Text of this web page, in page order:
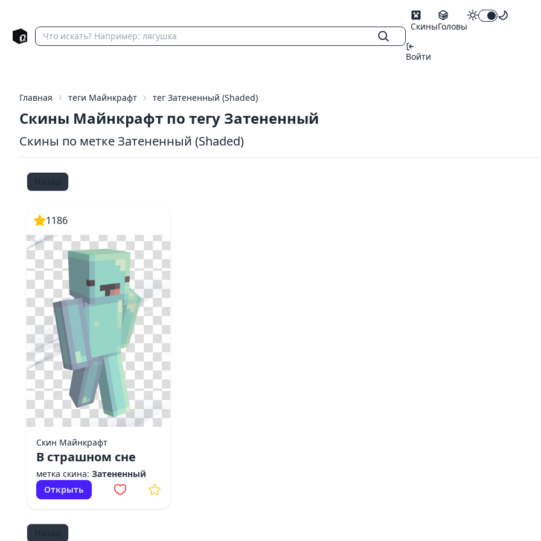
СкиныГоловы
Войти
Главная теги Майнкрафт тег Затененный (Shaded)
Скины Майнкрафт по тегу Затененный
Скины по метке Затененный (Shaded)
1186
Скин Майнкрафт
В страшном сне
метка скина: Затененный
Открыть